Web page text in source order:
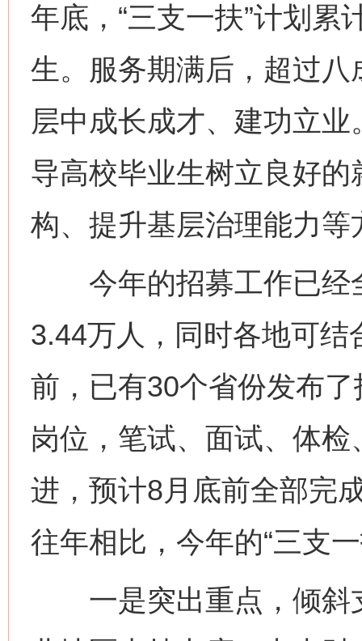
年底，“三支一扶”计划累
生。服务期满后，超过
层中成长成才、建功立业
导高校毕业生树立良好
构、提升基层治理能力
今年的招募工作已经
3.44万人，同时各地可
前，已有30个省份发布
岗位，笔试、面试、体
进，预计8月底前全部完
往年相比，今年的“三支
一是突出重点，倾斜